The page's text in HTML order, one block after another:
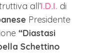
all’I.D.I. di
Presidente
“Diastasi
Schettino